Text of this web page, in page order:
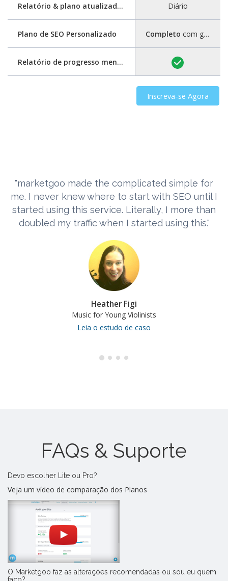
Relatório & plano atualizados
Plano de SEO Personalizado
Relatório de progresso mensal
Diário
Completo com guia passo a passo
Inscreva-se Agora
"marketgoo made the complicated simple for
me. I never knew where to start with SEO until I
started using this service. Literally, I more than
doubled my traffic when I started using this."
Heather Figi
Music for Young Violinists
Leia o estudo de caso
FAQs & Suporte
Devo escolher Lite ou Pro?
Veja um vídeo de comparação dos Planos
O Marketgoo faz as alterações recomendadas ou sou eu quem
faço?